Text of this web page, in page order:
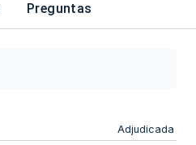
Preguntas
Adjudicada